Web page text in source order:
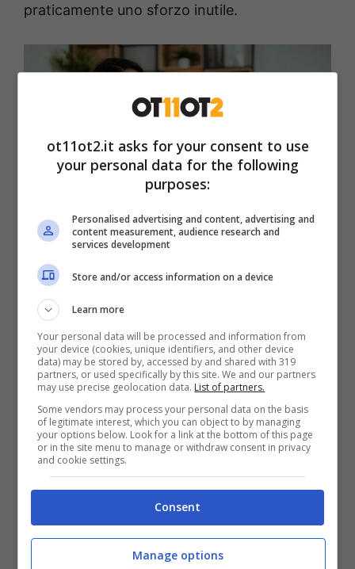
praticamente uno sforzo inutile.
Capelli rovinati dal mare? Prevenire si può – Ot11ot2.it
Se si agisce in maniera costante i danni
generati dal caldo possono essere minori
anche se è bene smentire il luogo comune
che fa ritenere l’estate il periodo peggiore per
i capelli. “a stagione autunnale mette tutti un
po’ in crisi perché c’è una forte caduta di
capelli e tutte le persone rimangono sempre
perdono tanti capelli? Perché c’è solamente il
cambio di stagione. Fare una buona hair
routine tutto l’anno permette che si riescano
ot11ot2.it asks for your consent to use
your personal data for the following
purposes:
Personalised advertising and content, advertising and
content measurement, audience research and
services development
Store and/or access information on a device
Learn more
Your personal data will be processed and information from
your device (cookies, unique identifiers, and other device
data) may be stored by, accessed by and shared with 319
partners, or used specifically by this site. We and our partners
may use precise geolocation data. List of partners.
Some vendors may process your personal data on the basis
of legitimate interest, which you can object to by managing
your options below. Look for a link at the bottom of this page
or in the site menu to manage or withdraw consent in privacy
and cookie settings.
Consent
Manage options